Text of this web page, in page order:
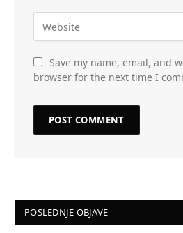
Save my name, email, and
browser for the next time I
POSLEDNJE OBJAVE